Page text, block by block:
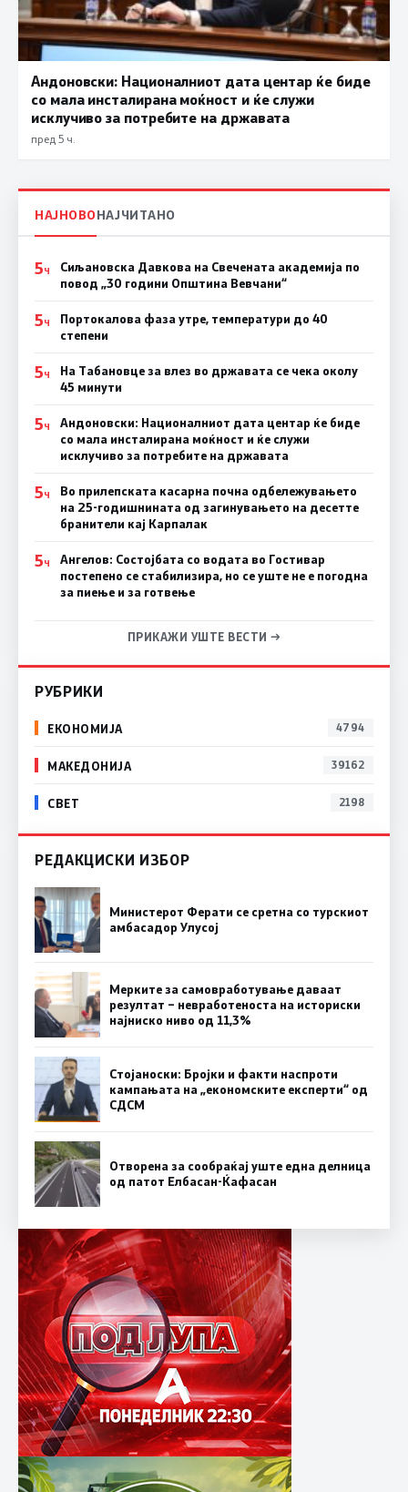
Андоновски: Националниот дата центар ќе биде
со мала инсталирана моќност и ќе служи
исклучиво за потребите на државата
пред 5 ч.
НАЈНОВОНАЈЧИТАНО
5Ч
Сиљановска Давкова на Свечената академија по
повод „30 години Општина Вевчани“
5Ч
Портокалова фаза утре, температури до 40
степени
5Ч
На Табановце за влез во државата се чека околу
45 минути
5Ч
Андоновски: Националниот дата центар ќе биде
со мала инсталирана моќност и ќе служи
исклучиво за потребите на државата
5Ч
Во прилепската касарна почна одбележувањето
на 25-годишнината од загинувањето на десетте
бранители кај Карпалак
5Ч
Ангелов: Состојбата со водата во Гостивар
постепено се стабилизира, но се уште не е погодна
за пиење и за готвење
ПРИКАЖИ УШТЕ ВЕСТИ →
РУБРИКИ
ЕКОНОМИЈА 4794
МАКЕДОНИЈА 39162
СВЕТ 2198
РЕДАКЦИСКИ ИЗБОР
Министерот Ферати се сретна со турскиот
амбасадор Улусој
Мерките за самовработување даваат
резултат – невработеноста на историски
најниско ниво од 11,3%
Стојаноски: Бројки и факти наспроти
кампањата на „економските експерти“ од
СДСM
Отворена за сообраќај уште една делница
од патот Елбасан-Ќафасан